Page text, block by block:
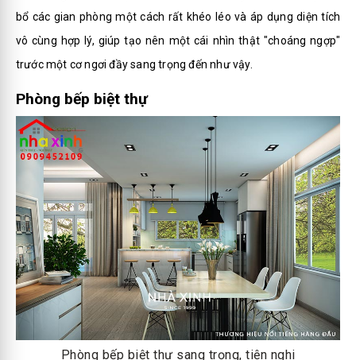
bổ các gian phòng một cách rất khéo léo và áp dụng diện tích
vô cùng hợp lý, giúp tạo nên một cái nhìn thật "choáng ngợp"
trước một cơ ngơi đầy sang trọng đến như vậy.
Phòng bếp biệt thự
Phòng bếp biệt thự sang trọng, tiện nghi